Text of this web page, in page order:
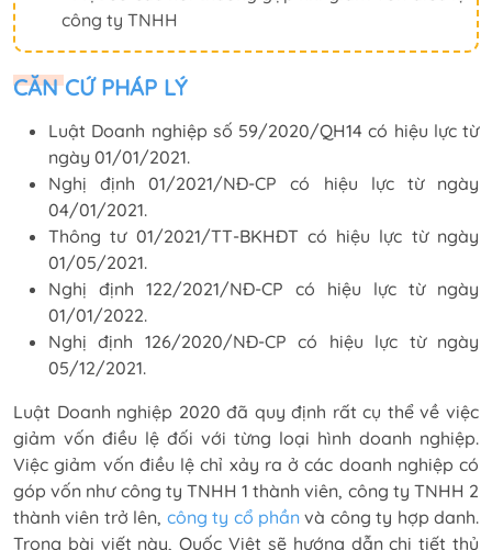
công ty TNHH
CĂN CỨ PHÁP LÝ
Luật Doanh nghiệp số 59/2020/QH14 có hiệu lực từ
ngày 01/01/2021.
Nghị định 01/2021/NĐ-CP có hiệu lực từ ngày
04/01/2021.
Thông tư 01/2021/TT-BKHĐT có hiệu lực từ ngày
01/05/2021.
Nghị định 122/2021/NĐ-CP có hiệu lực từ ngày
01/01/2022.
Nghị định 126/2020/NĐ-CP có hiệu lực từ ngày
05/12/2021.
Luật Doanh nghiệp 2020 đã quy định rất cụ thể về việc
giảm vốn điều lệ đối với từng loại hình doanh nghiệp.
Việc giảm vốn điều lệ chỉ xảy ra ở các doanh nghiệp có
góp vốn như công ty TNHH 1 thành viên, công ty TNHH 2
thành viên trở lên, công ty cổ phầnvà công ty hợp danh.
Trong bài viết này, Quốc Việt sẽ hướng dẫn chi tiết thủ